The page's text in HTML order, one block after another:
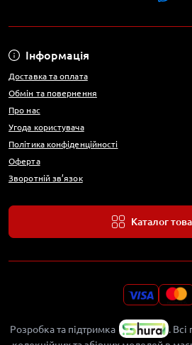
Інформація
Доставка та оплата
Обмін та повернення
Про нас
Угода користувача
Політика конфіденційності
Оферта
Зворотній зв’язок
Каталог
Розробка та підтримка . Всі